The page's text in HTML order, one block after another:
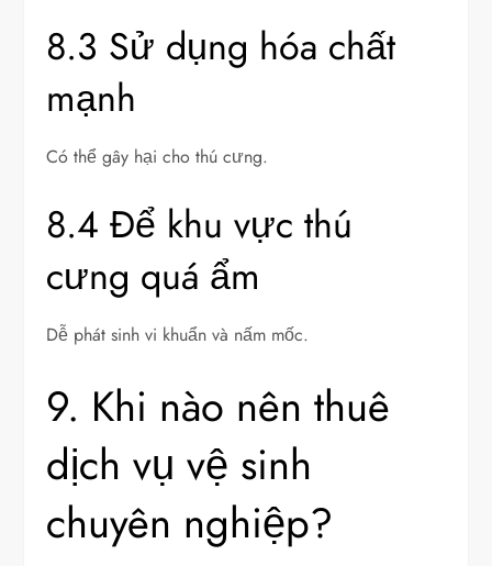
8.3 Sử dụng hóa chất
mạnh
Có thể gây hại cho thú cưng.
8.4 Để khu vực thú
cưng quá ẩm
Dễ phát sinh vi khuẩn và nấm mốc.
9. Khi nào nên thuê
dịch vụ vệ sinh
chuyên nghiệp?